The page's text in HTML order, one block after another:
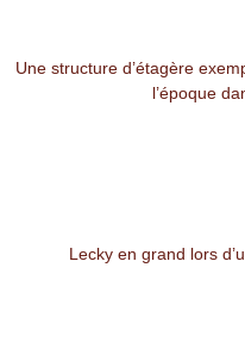
Une structure d’étagère
l’époque
Lecky en grand lors